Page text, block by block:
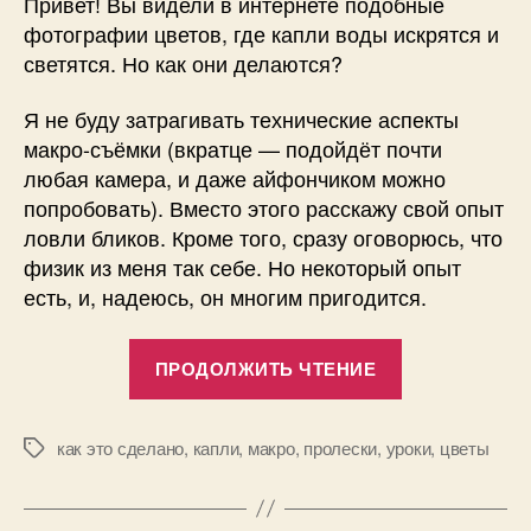
фотографии цветов, где капли воды искрятся и
светятся. Но как они делаются?
Я не буду затрагивать технические аспекты
макро-съёмки (вкратце — подойдёт почти
любая камера, и даже айфончиком можно
попробовать). Вместо этого расскажу свой опыт
ловли бликов. Кроме того, сразу оговорюсь, что
физик из меня так себе. Но некоторый опыт
есть, и, надеюсь, он многим пригодится.
ПРОДОЛЖИТЬ ЧТЕНИЕ
капли
на
Меткикак это сделано, капли, макро, пролески, уроки, цветы